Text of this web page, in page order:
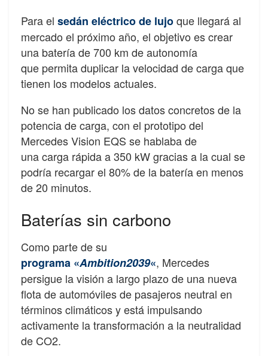
Para el sedán eléctrico de lujoque llegará al
mercado el próximo año, el objetivo es crear
una batería de 700 km de autonomía
que permita duplicar la velocidad de carga que
tienen los modelos actuales.
No se han publicado los datos concretos de la
potencia de carga, con el prototipo del
Mercedes Vision EQS se hablaba de
una carga rápida a 350 kW gracias a la cual se
podría recargar el 80% de la batería en menos
de 20 minutos.
Baterías sin carbono
Como parte de su
programa «Ambition2039«, Mercedes
persigue la visión a largo plazo de una nueva
flota de automóviles de pasajeros neutral en
términos climáticos y está impulsando
activamente la transformación a la neutralidad
de CO2.